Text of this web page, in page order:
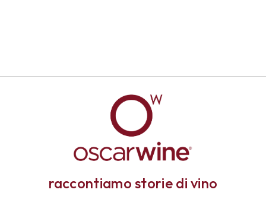
raccontiamo storie di vino